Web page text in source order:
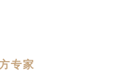
专家